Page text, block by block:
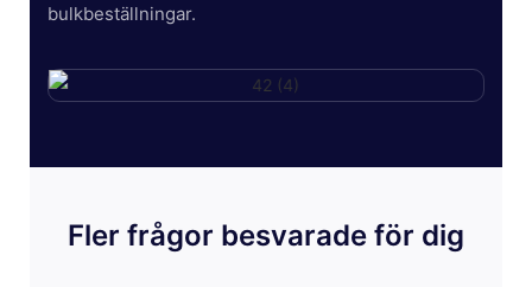
bulkbeställningar.
Fler frågor besvarade för dig